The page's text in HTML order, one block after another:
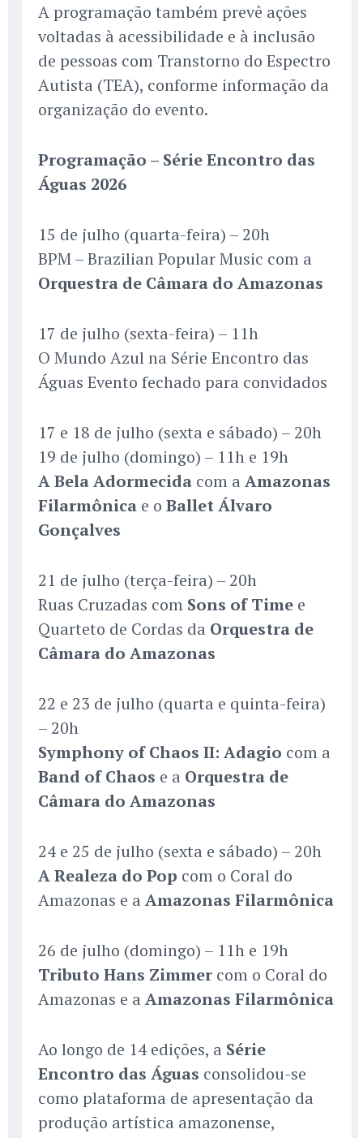
A programação também prevê ações
voltadas à acessibilidade e à inclusão
de pessoas com Transtorno do Espectro
Autista (TEA), conforme informação da
organização do evento.
Programação – Série Encontro das
Águas 2026
15 de julho (quarta-feira) – 20h
BPM – Brazilian Popular Music com a
Orquestra de Câmara do Amazonas
17 de julho (sexta-feira) – 11h
O Mundo Azul na Série Encontro das
Águas Evento fechado para convidados
17 e 18 de julho (sexta e sábado) – 20h
19 de julho (domingo) – 11h e 19h
A Bela Adormecida com a Amazonas
Filarmônica e o Ballet Álvaro
Gonçalves
21 de julho (terça-feira) – 20h
Ruas Cruzadas com Sons of Time e
Quarteto de Cordas da Orquestra de
Câmara do Amazonas
22 e 23 de julho (quarta e quinta-feira)
– 20h
Symphony of Chaos II: Adagio com a
Band of Chaos e a Orquestra de
Câmara do Amazonas
24 e 25 de julho (sexta e sábado) – 20h
A Realeza do Pop com o Coral do
Amazonas e a Amazonas Filarmônica
26 de julho (domingo) – 11h e 19h
Tributo Hans Zimmer com o Coral do
Amazonas e a Amazonas Filarmônica
Ao longo de 14 edições, a Série
Encontro das Águas consolidou-se
como plataforma de apresentação da
produção artística amazonense,